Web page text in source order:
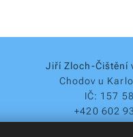
Jiří Zloch-Čištění
Chodov u
IČ: 157
+420 602